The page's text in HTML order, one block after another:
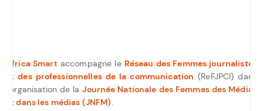
Africa Smartaccompagne le Réseau des Femmes journalistes
et des professionnelles de la communication (ReFJPCI) dans
l’organisation de laJournée Nationale des Femmes des Médias
et dans les médias (JNFM)